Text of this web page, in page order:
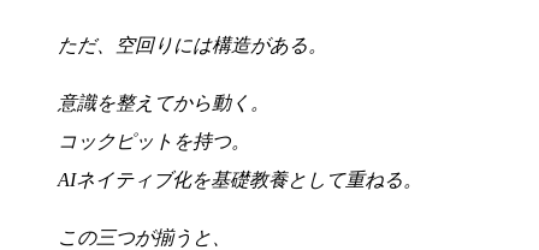
ただ、空回りには構造がある。
意識を整えてから動く。
コックピットを持つ。
AIネイティブ化を基礎教養として重ねる。
この三つが揃うと、